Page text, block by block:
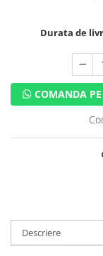
Durata de
COMANDA
Descriere